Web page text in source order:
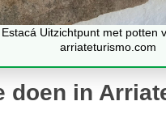
Estacá Uitzichtpunt met potten
arriateturismo.com
doen in